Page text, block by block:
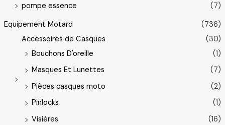
pompe essence
(7)
Equipement Motard
(736)
Accessoires de Casques
(30)
Bouchons D'oreille
(1)
Masques Et Lunettes
(7)
Pièces casques moto
(2)
Pinlocks
(1)
Visières
(16)